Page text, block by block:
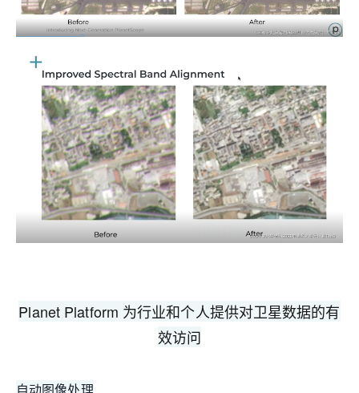
Planet Platform 为行业和个人提供对卫星数据的有
效访问